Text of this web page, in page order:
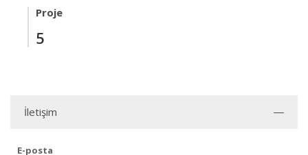
Proje
5
İletişim
E-posta